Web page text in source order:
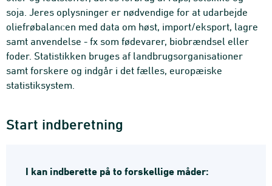
soja. Jeres oplysninger er nødvendige for at udarbejde
oliefrøbalancen med data om høst, import/eksport, lagre
samt anvendelse - fx som fødevarer, biobrændsel eller
foder. Statistikken bruges af landbrugsorganisationer
samt forskere og indgår i det fælles, europæiske
statistiksystem.
Start indberetning
I kan indberette på to forskellige måder: